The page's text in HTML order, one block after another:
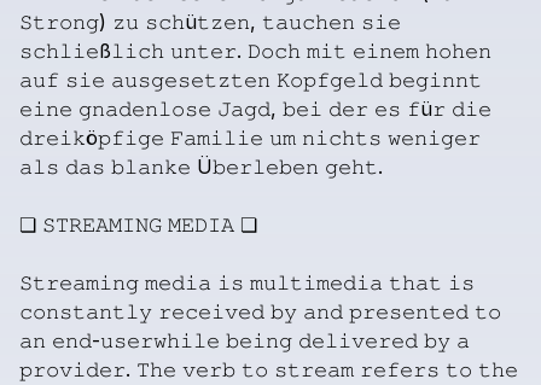
𝚂𝚝𝚛𝚘𝚗𝚐) 𝚣𝚞 𝚜𝚌𝚑ü𝚝𝚣𝚎𝚗, 𝚝𝚊𝚞𝚌𝚑𝚎𝚗 𝚜𝚒𝚎
𝚜𝚌𝚑𝚕𝚒𝚎ß𝚕𝚒𝚌𝚑 𝚞𝚗𝚝𝚎𝚛. 𝙳𝚘𝚌𝚑 𝚖𝚒𝚝 𝚎𝚒𝚗𝚎𝚖 𝚑𝚘𝚑𝚎𝚗
𝚊𝚞𝚏 𝚜𝚒𝚎 𝚊𝚞𝚜𝚐𝚎𝚜𝚎𝚝𝚣𝚝𝚎𝚗 𝙺𝚘𝚙𝚏𝚐𝚎𝚕𝚍 𝚋𝚎𝚐𝚒𝚗𝚗𝚝
𝚎𝚒𝚗𝚎 𝚐𝚗𝚊𝚍𝚎𝚗𝚕𝚘𝚜𝚎 𝙹𝚊𝚐𝚍, 𝚋𝚎𝚒 𝚍𝚎𝚛 𝚎𝚜 𝚏ü𝚛 𝚍𝚒𝚎
𝚍𝚛𝚎𝚒𝚔ö𝚙𝚏𝚒𝚐𝚎 𝙵𝚊𝚖𝚒𝚕𝚒𝚎 𝚞𝚖 𝚗𝚒𝚌𝚑𝚝𝚜 𝚠𝚎𝚗𝚒𝚐𝚎𝚛
𝚊𝚕𝚜 𝚍𝚊𝚜 𝚋𝚕𝚊𝚗𝚔𝚎 Ü𝚋𝚎𝚛𝚕𝚎𝚋𝚎𝚗 𝚐𝚎𝚑𝚝.
❏ 𝚂𝚃𝚁𝙴𝙰𝙼𝙸𝙽𝙶 𝙼𝙴𝙳𝙸𝙰 ❏
𝚂𝚝𝚛𝚎𝚊𝚖𝚒𝚗𝚐 𝚖𝚎𝚍𝚒𝚊 𝚒𝚜 𝚖𝚞𝚕𝚝𝚒𝚖𝚎𝚍𝚒𝚊 𝚝𝚑𝚊𝚝 𝚒𝚜
𝚌𝚘𝚗𝚜𝚝𝚊𝚗𝚝𝚕𝚢 𝚛𝚎𝚌𝚎𝚒𝚟𝚎𝚍 𝚋𝚢 𝚊𝚗𝚍 𝚙𝚛𝚎𝚜𝚎𝚗𝚝𝚎𝚍 𝚝𝚘
𝚊𝚗 𝚎𝚗𝚍-𝚞𝚜𝚎𝚛𝚠𝚑𝚒𝚕𝚎 𝚋𝚎𝚒𝚗𝚐 𝚍𝚎𝚕𝚒𝚟𝚎𝚛𝚎𝚍 𝚋𝚢 𝚊
𝚙𝚛𝚘𝚟𝚒𝚍𝚎𝚛. 𝚃𝚑𝚎 𝚟𝚎𝚛𝚋 𝚝𝚘 𝚜𝚝𝚛𝚎𝚊𝚖 𝚛𝚎𝚏𝚎𝚛𝚜 𝚝𝚘 𝚝𝚑𝚎